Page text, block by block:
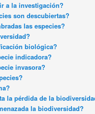
a la investigación?
son descubiertas?
las especies?
biológica?
indicadora?
invasora?
la pérdida de la
la biodiversidad?